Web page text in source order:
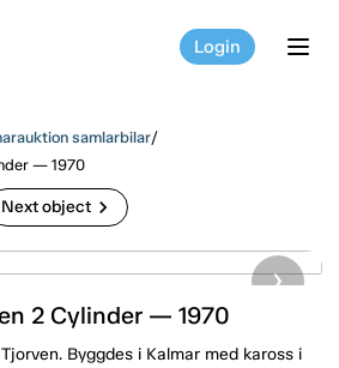
Login
samlarbilar/
— 1970
Next object chevron_right
2 Cylinder — 1970
Byggdes i Kalmar med kaross i